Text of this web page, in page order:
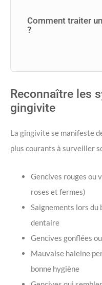
Comment traiter
?
Reconnaître les
gingivite
La gingivite se manifeste
plus courants à surveiller
Gencives rouges ou
roses et fermes)
Saignements lors du
dentaire
Gencives gonflées
Mauvaise haleine
bonne hygiène